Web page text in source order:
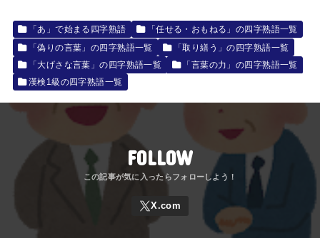
「あ」で始まる四字熟語
「任せる・おもねる」の四字熟語一覧
「偽りの言葉」の四字熟語一覧
「取り繕う」の四字熟語一覧
「大げさな言葉」の四字熟語一覧
「言葉の力」の四字熟語一覧
漢検1級の四字熟語一覧
FOLLOW